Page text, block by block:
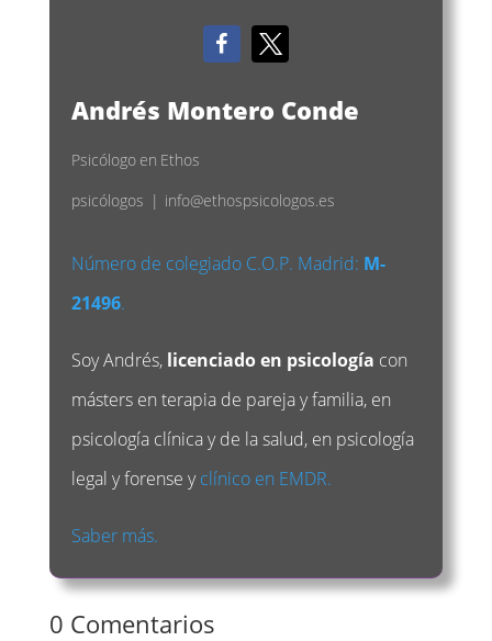
Andrés Montero Conde
Psicólogo en Ethos
psicólogos | info@ethospsicologos.es
Número de colegiado C.O.P. Madrid: M-
21496.
Soy Andrés, licenciado en psicología con
másters en terapia de pareja y familia, en
psicología clínica y de la salud, en psicología
legal y forense yclínico en EMDR.
Saber más.
0 Comentarios